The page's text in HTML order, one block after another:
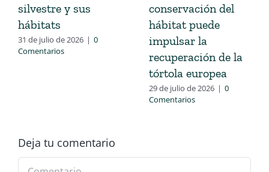
silvestre y sus
hábitats
31 de julio de 2026 | 0
Comentarios
conservación del
hábitat puede
impulsar la
recuperación de la
tórtola europea
29 de julio de 2026 | 0
Comentarios
Deja tu comentario
Comentario